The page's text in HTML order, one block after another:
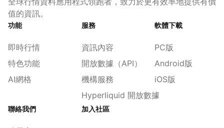
值的資訊。
功能
即時行情
特色功能
AI網格
服務
資訊內容
開放數據（API）
機構服務
Hyperliquid 開放數據
軟體下載
PC版
Android版
iOS版
聯絡我們 加入社區